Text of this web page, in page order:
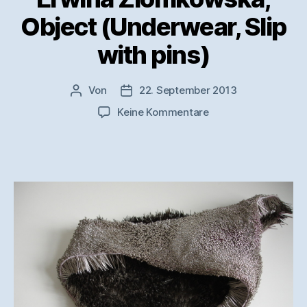
Object (Underwear, Slip
with pins)
Beitragsautor
Von Veröffentlichungsdatum
22. September 2013
Keine Kommentarezu
with
pins)